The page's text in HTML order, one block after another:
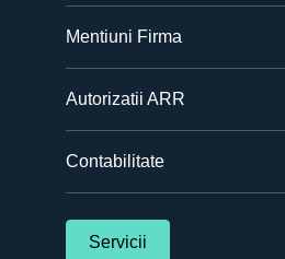
Mentiuni Firma
Autorizatii ARR
Contabilitate
Servicii